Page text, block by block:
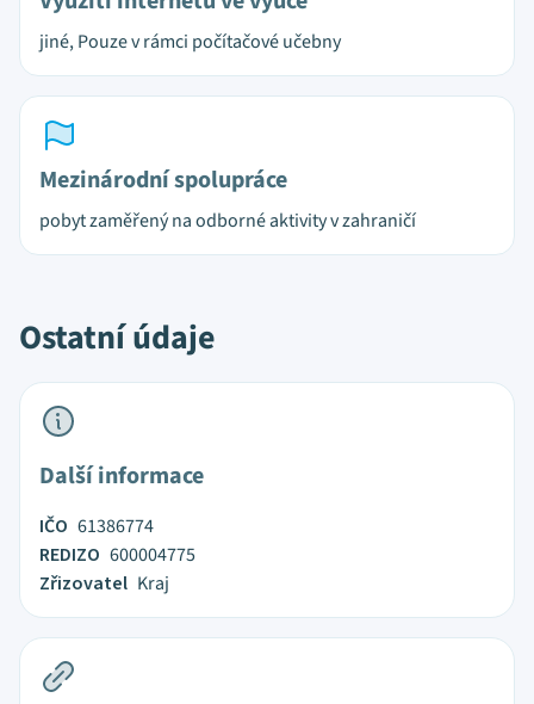
jiné, Pouze v rámci počítačové učebny
Mezinárodní spolupráce
pobyt zaměřený na odborné aktivity v zahraničí
Ostatní údaje
Další informace
IČO 61386774
REDIZO 600004775
Zřizovatel Kraj